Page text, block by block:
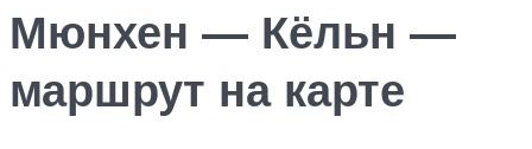
Мюнхен — Кёльн —
маршрут на карте